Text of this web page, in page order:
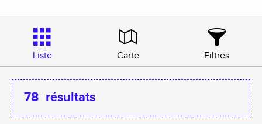
Liste Carte Filtres
78 résultats